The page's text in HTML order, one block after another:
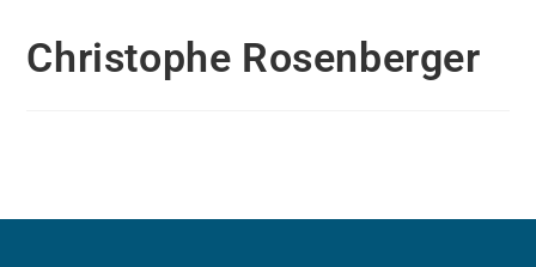
Christophe Rosenberger